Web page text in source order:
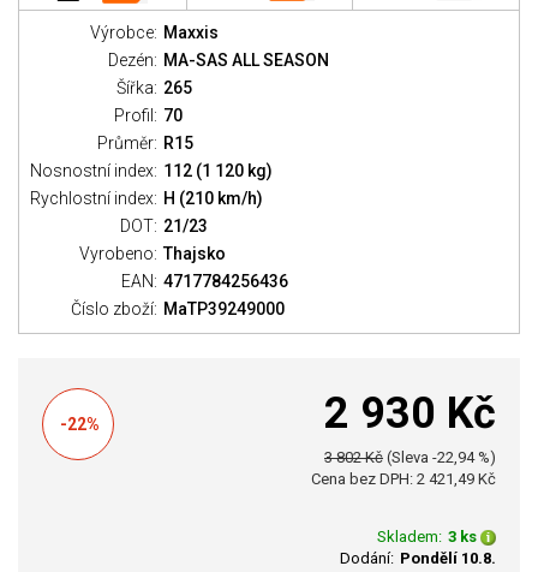
Výrobce: Maxxis
Dezén: MA-SAS ALL SEASON
Šířka: 265
Profil: 70
Průměr: R15
Nosnostní index: 112 (1 120 kg)
Rychlostní index: H (210 km/h)
DOT: 21/23
Vyrobeno: Thajsko
EAN: 4717784256436
Číslo zboží: MaTP39249000
-22% 2 930 Kč
3 802 Kč (Sleva -22,94 %)
Cena bez DPH: 2 421,49 Kč
Skladem: 3 ks
Dodání: Pondělí 10.8.